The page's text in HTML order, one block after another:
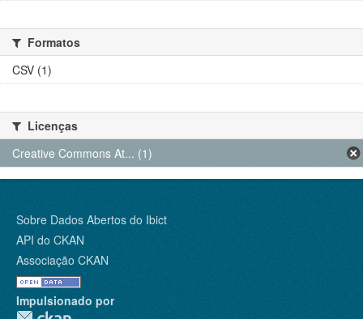
Formatos
CSV (1)
Licenças
Creative Commons At... (1)
Sobre Dados Abertos do Ibict
API do CKAN
Associação CKAN
Impulsionado por